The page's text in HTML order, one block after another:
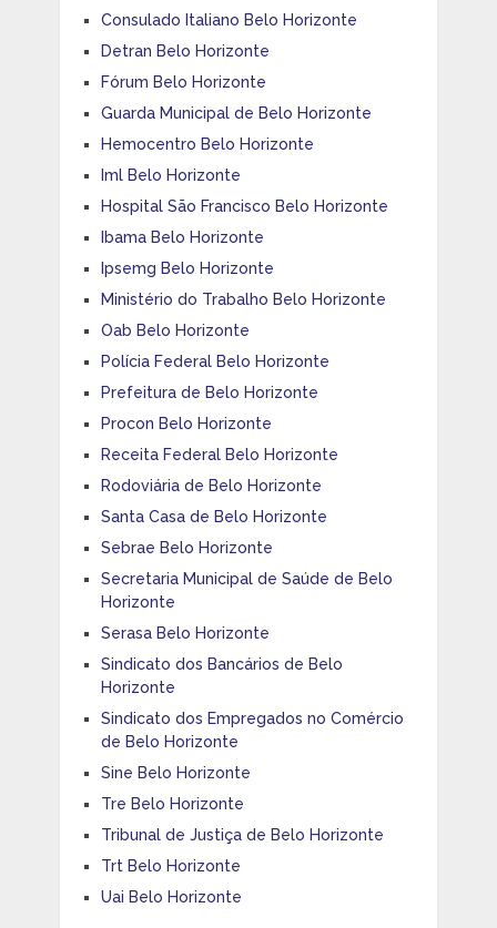
Consulado Italiano Belo Horizonte
Detran Belo Horizonte
Fórum Belo Horizonte
Guarda Municipal de Belo Horizonte
Hemocentro Belo Horizonte
Iml Belo Horizonte
Hospital São Francisco Belo Horizonte
Ibama Belo Horizonte
Ipsemg Belo Horizonte
Ministério do Trabalho Belo Horizonte
Oab Belo Horizonte
Polícia Federal Belo Horizonte
Prefeitura de Belo Horizonte
Procon Belo Horizonte
Receita Federal Belo Horizonte
Rodoviária de Belo Horizonte
Santa Casa de Belo Horizonte
Sebrae Belo Horizonte
Secretaria Municipal de Saúde de Belo
Horizonte
Serasa Belo Horizonte
Sindicato dos Bancários de Belo
Horizonte
Sindicato dos Empregados no Comércio
de Belo Horizonte
Sine Belo Horizonte
Tre Belo Horizonte
Tribunal de Justiça de Belo Horizonte
Trt Belo Horizonte
Uai Belo Horizonte